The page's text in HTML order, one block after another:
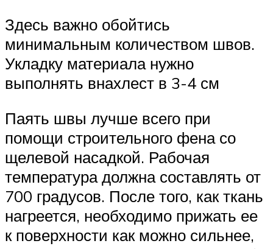
Здесь важно обойтись
минимальным количеством швов.
Укладку материала нужно
выполнять внахлест в 3-4 см
Паять швы лучше всего при
помощи строительного фена со
щелевой насадкой. Рабочая
температура должна составлять от
700 градусов. После того, как ткань
нагреется, необходимо прижать ее
к поверхности как можно сильнее,